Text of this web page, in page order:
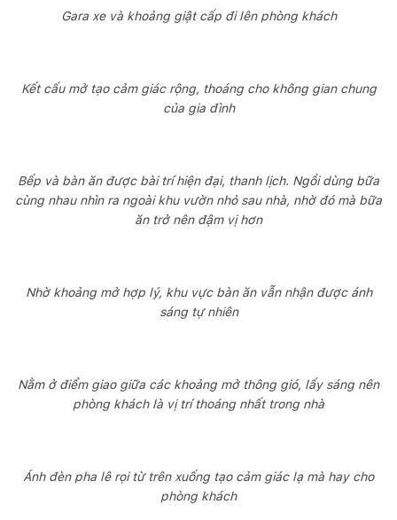
Gara xe và khoảng giật cấp đi lên phòng khách
Kết cấu mở tạo cảm giác rộng, thoáng cho không gian chung
của gia đình
Bếp và bàn ăn được bài trí hiện đại, thanh lịch. Ngồi dùng bữa
cùng nhau nhìn ra ngoài khu vườn nhỏ sau nhà, nhờ đó mà bữa
ăn trở nên đậm vị hơn
Nhờ khoảng mở hợp lý, khu vực bàn ăn vẫn nhận được ánh
sáng tự nhiên
Nằm ở điểm giao giữa các khoảng mở thông gió, lấy sáng nên
phòng khách là vị trí thoáng nhất trong nhà
Ánh đèn pha lê rọi từ trên xuống tạo cảm giác lạ mà hay cho
phòng khách